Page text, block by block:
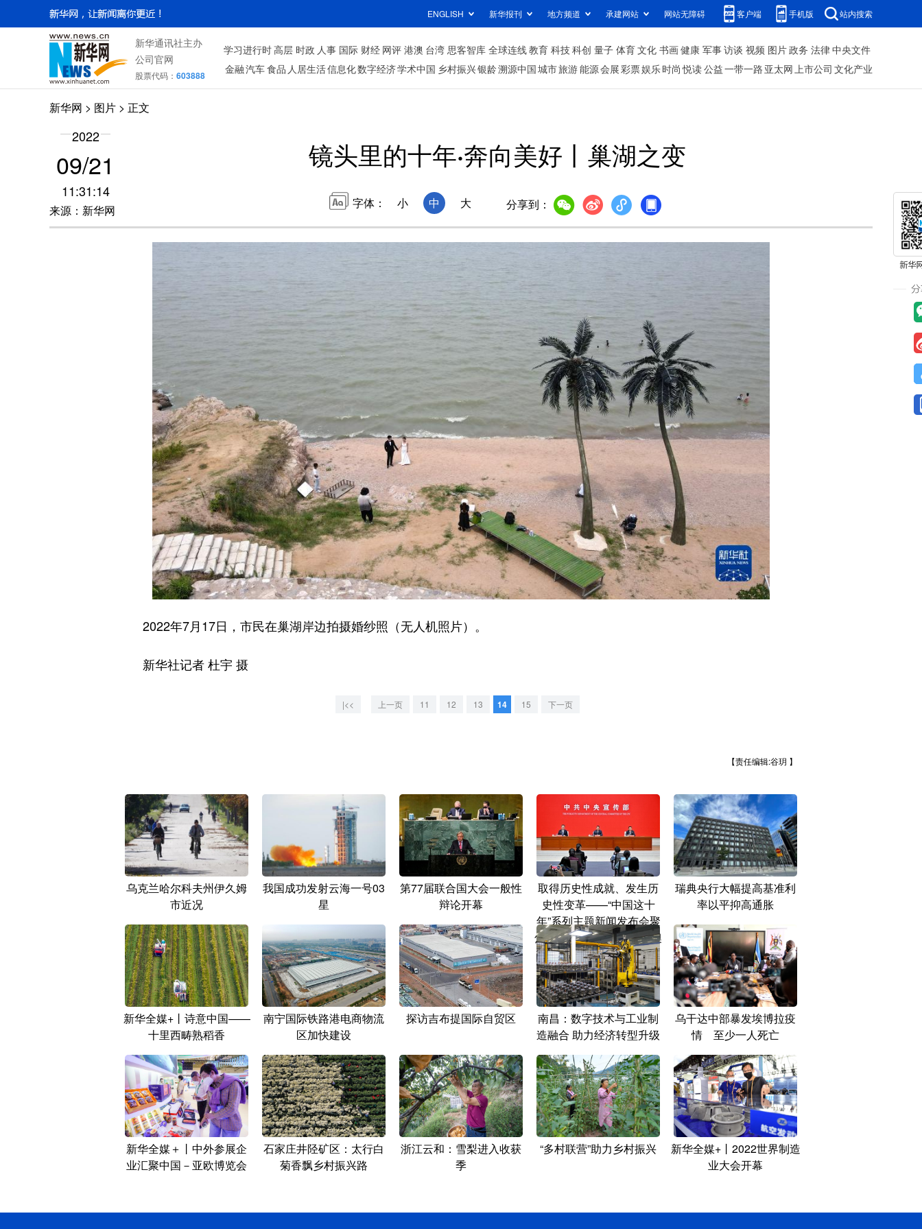
ENGLISH 新华报刊 地方频道 承建网站 网站无障碍 客户端 手机版 站内搜索
新华通讯社主办
公司官网
股票代码： 603888
学习进行时高层 时政 人事 国际 财经 网评 港澳 台湾 思客智库 全球连线教育 科技科创 量子 体育文化 书画健康 军事访谈 视频 图片政务 法律中央文件
金融汽车食品 人居生活信息化数字经济学术中国 乡村振兴银龄溯源中国城市旅游能源会展彩票娱乐时尚 悦读公益一带一路 亚太网上市公司 文化产业
新华网 > 图片 > 正文
2022
09/21
11:31:14
来源：新华网
镜头里的十年·奔向美好丨巢湖之变
字体： 小 中 大 分享到：
2022年7月17日，市民在巢湖岸边拍摄婚纱照（无人机照片）。
新华社记者 杜宇 摄
|<< 上一页 11 12 13 14 15 下一页
【责任编辑:谷玥 】
乌克兰哈尔科夫州伊久姆
市近况
我国成功发射云海一号03
星
第77届联合国大会一般性
辩论开幕
取得历史性成就、发生历
史性变革——“中国这十
年”系列主题新闻发布会聚
焦新时代“一国两制”在港澳
的成功实践
瑞典央行大幅提高基准利
率以平抑高通胀
新华全媒+丨诗意中国——
十里西畴熟稻香
南宁国际铁路港电商物流
区加快建设
探访吉布提国际自贸区
南昌：数字技术与工业制
造融合 助力经济转型升级
乌干达中部暴发埃博拉疫
情 至少一人死亡
新华全媒＋丨中外参展企
业汇聚中国－亚欧博览会
石家庄井陉矿区：太行白
菊香飘乡村振兴路
浙江云和：雪梨进入收获
季
“多村联营”助力乡村振兴
新华全媒+丨2022世界制造
业大会开幕